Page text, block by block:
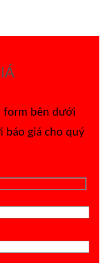
form bên dưới
báo giá cho quý